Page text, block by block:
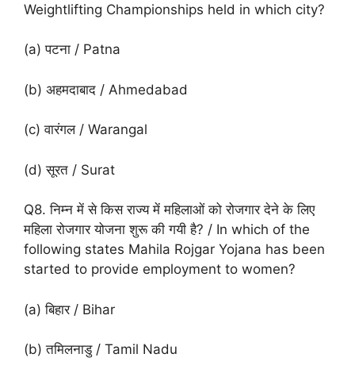
Weightlifting Championships held in which city?
(a) पटना / Patna
(b) अहमदाबाद / Ahmedabad
(c) वारंगल / Warangal
(d) सूरत / Surat
Q8. निम्न में से किस राज्य में महिलाओं को रोजगार देने के लिए
महिला रोजगार योजना शुरू की गयी है? / In which of the
following states Mahila Rojgar Yojana has been
started to provide employment to women?
(a) बिहार / Bihar
(b) तमिलनाडु / Tamil Nadu